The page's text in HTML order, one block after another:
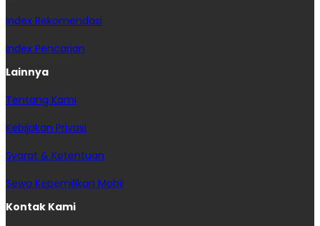
Index Rekomendasi
Index Pencarian
Lainnya
Tentang Kami
Kebijakan Privasi
Syarat & Ketentuan
Sewa Kepemilikan Mobil
Kontak Kami